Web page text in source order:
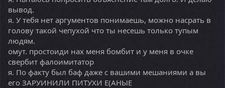
вывод.
я. У тебя нет аргументов понимаешь, можно насрать в
голову такой чепухой что ты несешь только тупым
людям.
омут. простоиди нах меня бомбит и у меня в очке
свербит фалоимитатор
я. По факту был баф даже с вашими мешаниями а вы
его ЗАРУИНИЛИ ПИТУХИ Е(АНЫЕ